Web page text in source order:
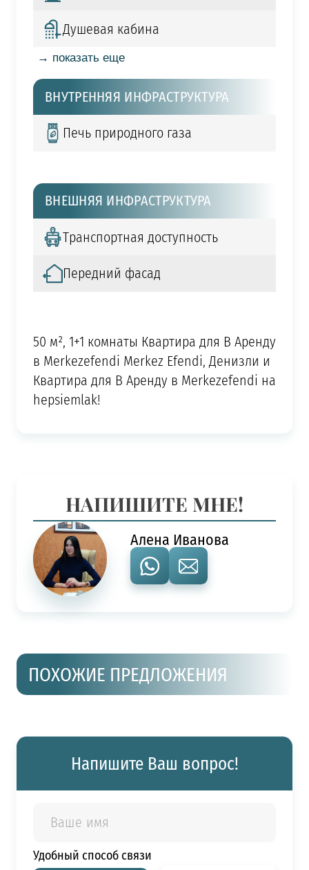
Душевая кабина
→ показать еще
ВНУТРЕННЯЯ ИНФРАСТРУКТУРА
Печь природного газа
ВНЕШНЯЯ ИНФРАСТРУКТУРА
Транспортная доступность
Передний фасад
50 м², 1+1 комнаты Квартира для В Аренду
в Merkezefendi Merkez Efendi, Денизли и
Квартира для В Аренду в Merkezefendi на
hepsiemlak!
НАПИШИТЕ МНЕ!
Алена Иванова
ПОХОЖИЕ ПРЕДЛОЖЕНИЯ
Напишите Ваш вопрос!
Удобный способ связи